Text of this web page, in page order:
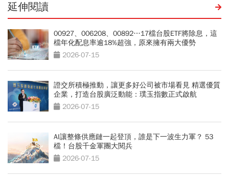
延伸閱讀
00927、006208、00892…17檔台股ETF將除息，這
檔年化配息率逾18%超強，原來擁有兩大優勢
2026-07-15
證交所積極推動，讓更多好公司被市場看見 精選優質
企業，打造台股廣泛動能：璞玉指數正式啟航
2026-07-15
AI讓整條供應鏈一起登頂，誰是下一波生力軍？ 53
檔！台股千金軍團大閱兵
2026-07-15